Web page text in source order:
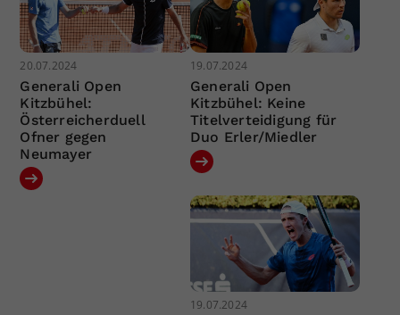
20.07.2024
Generali Open
Kitzbühel:
Österreicherduell
Ofner gegen
Neumayer
19.07.2024
Generali Open
Kitzbühel: Keine
Titelverteidigung für
Duo Erler/Miedler
19.07.2024